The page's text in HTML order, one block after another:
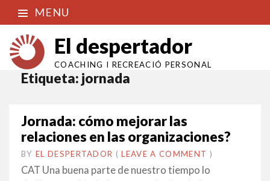
MENU
El despertador
COACHING I RECREACIÓ PERSONAL
Etiqueta: jornada
Jornada: cómo mejorar las
relaciones en las organizaciones?
BY EL DESPERTADOR ON
20
NOVEMBRE
•(LEAVE A COMMENT )
CAT Una buena parte de nuestro tiempo lo